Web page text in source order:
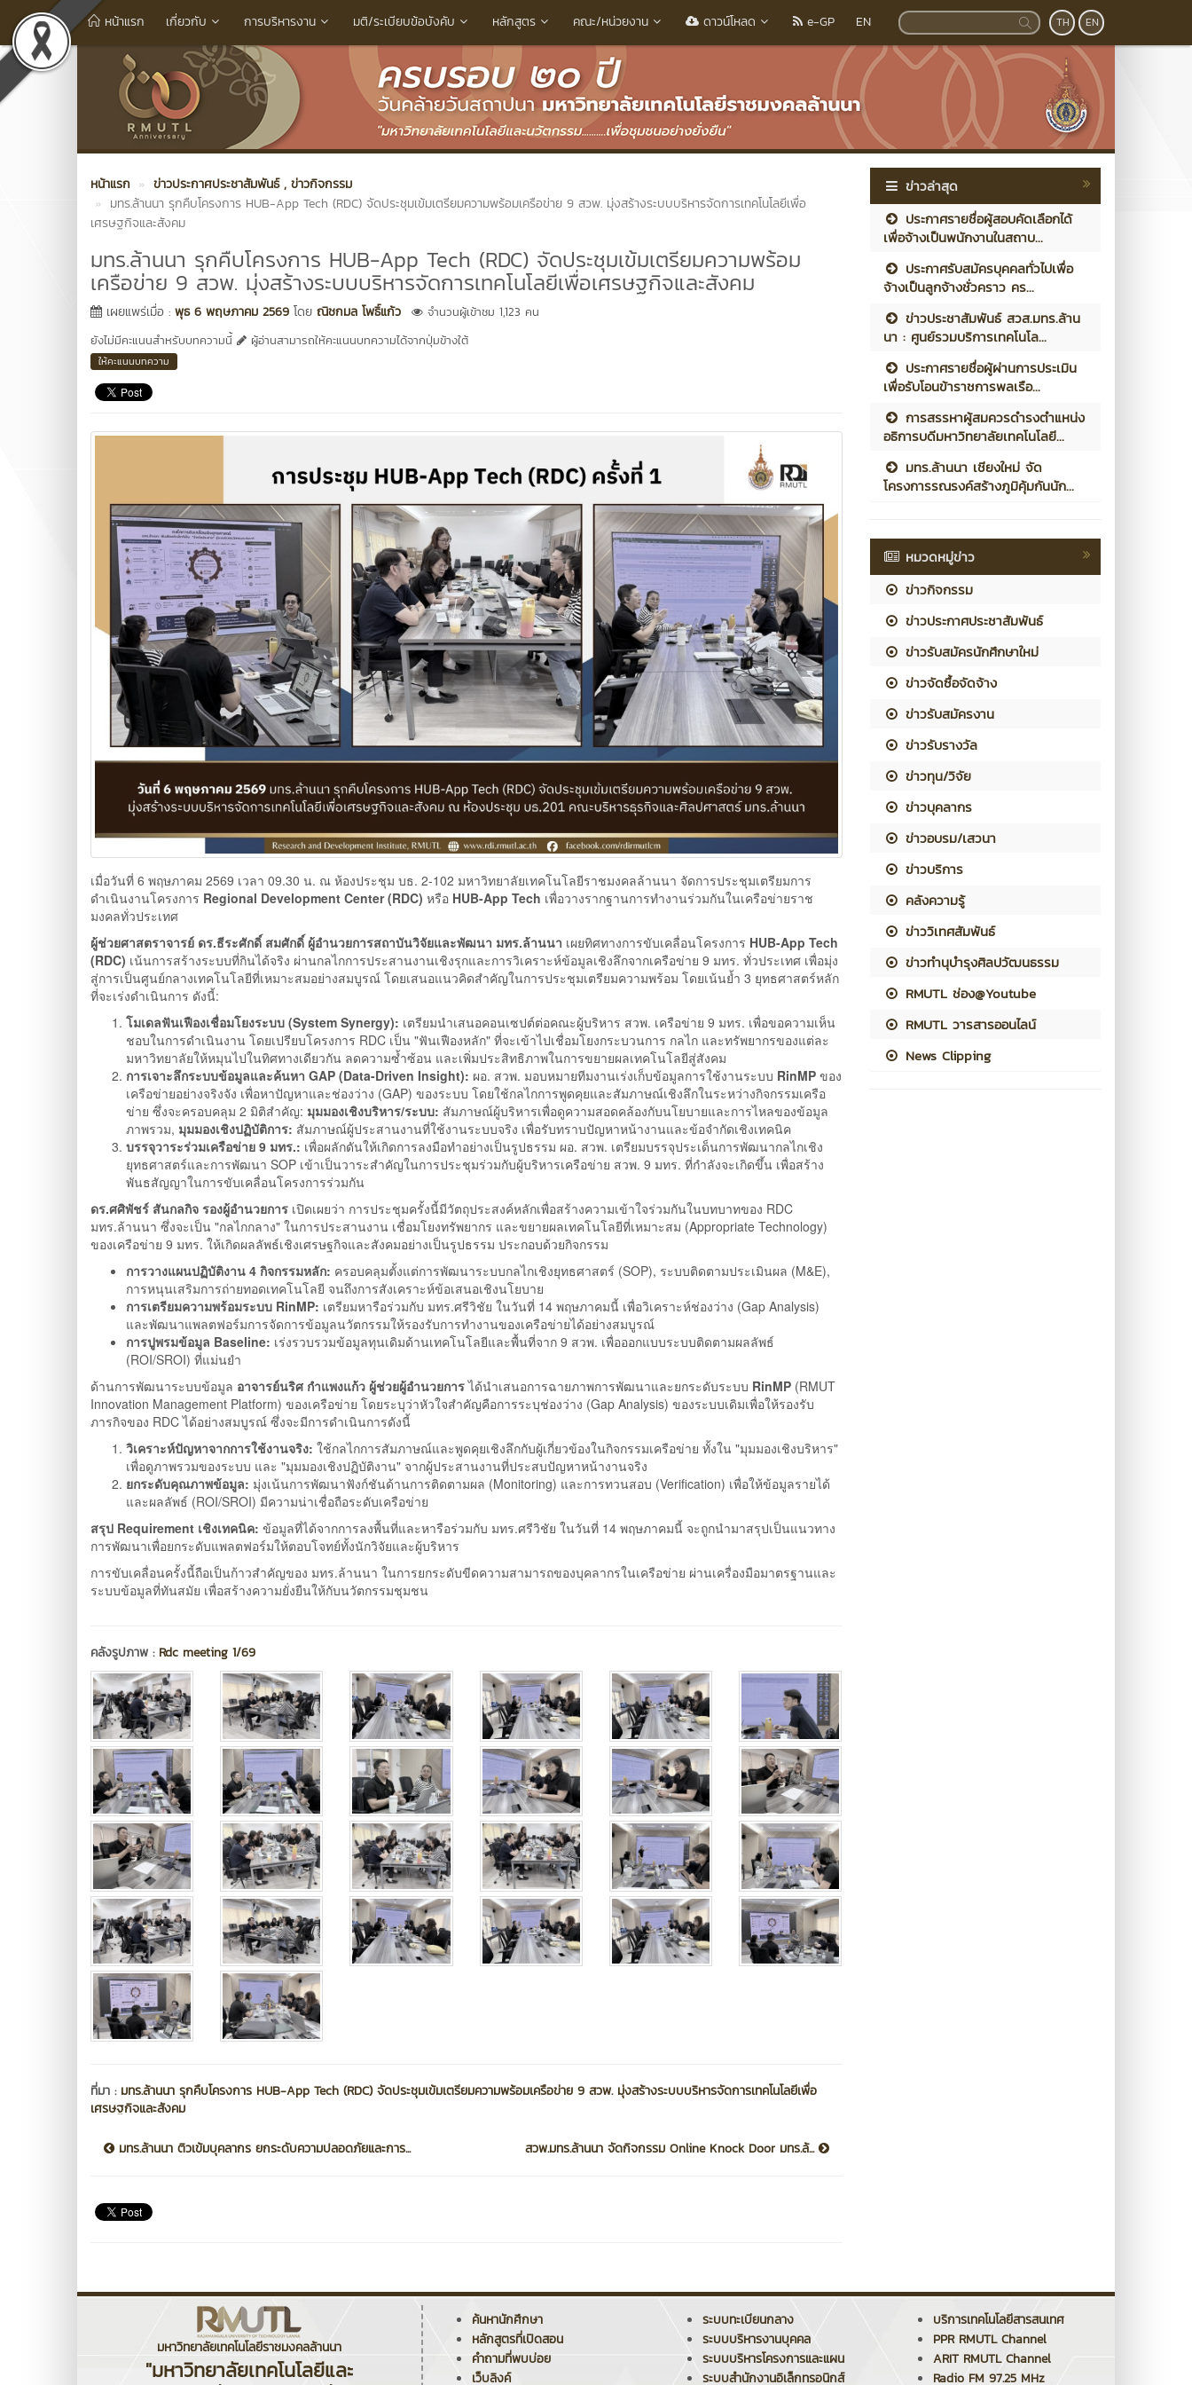
หน้าแรก เกี่ยวกับ การบริหารงาน มติ/ระเบียบข้อบังคับ หลักสูตร คณะ/หน่วยงาน ดาวน์โหลด e-GP EN TH EN
หน้าแรก ข่าวประกาศประชาสัมพันธ์ , ข่าวกิจกรรม
มทร.ล้านนา รุกคืบโครงการ HUB-App Tech (RDC) จัดประชุมเข้มเตรียมความพร้อมเครือข่าย 9 สวพ. มุ่งสร้างระบบบริหารจัดการเทคโนโลยีเพื่อ
เศรษฐกิจและสังคม
มทร.ล้านนา รุกคืบโครงการ HUB-App Tech (RDC) จัดประชุมเข้มเตรียมความพร้อม
เครือข่าย 9 สวพ. มุ่งสร้างระบบบริหารจัดการเทคโนโลยีเพื่อเศรษฐกิจและสังคม
เผยแพร่เมื่อ : พุธ 6 พฤษภาคม 2569 โดย ณิชกมล โพธิ์แก้ว
จำนวนผู้เข้าชม 1,123 คน
ยังไม่มีคะแนนสำหรับบทความนี้
ผู้อ่านสามารถให้คะแนนบทความได้จากปุ่มข้างใต้
ให้คะแนนบทความ
เมื่อวันที่ 6 พฤษภาคม 2569 เวลา 09.30 น. ณ ห้องประชุม บธ. 2-102 มหาวิทยาลัยเทคโนโลยีราชมงคลล้านนา จัดการประชุมเตรียมการ
ดำเนินงานโครงการ Regional Development Center (RDC) หรือ HUB-App Tech เพื่อวางรากฐานการทำงานร่วมกันในเครือข่ายราช
มงคลทั่วประเทศ
ผู้ช่วยศาสตราจารย์ ดร.ธีระศักดิ์ สมศักดิ์ ผู้อำนวยการสถาบันวิจัยและพัฒนา มทร.ล้านนา เผยทิศทางการขับเคลื่อนโครงการ HUB-App Tech
(RDC) เน้นการสร้างระบบที่กินได้จริง ผ่านกลไกการประสานงานเชิงรุกและการวิเคราะห์ข้อมูลเชิงลึกจากเครือข่าย 9 มทร. ทั่วประเทศ เพื่อมุ่ง
สู่การเป็นศูนย์กลางเทคโนโลยีที่เหมาะสมอย่างสมบูรณ์ โดยเสนอแนวคิดสำคัญในการประชุมเตรียมความพร้อม โดยเน้นย้ำ 3 ยุทธศาสตร์หลัก
ที่จะเร่งดำเนินการ ดังนี้:
โมเดลฟันเฟืองเชื่อมโยงระบบ (System Synergy): เตรียมนำเสนอคอนเซปต์ต่อคณะผู้บริหาร สวพ. เครือข่าย 9 มทร. เพื่อขอความเห็น
ชอบในการดำเนินงาน โดยเปรียบโครงการ RDC เป็น "ฟันเฟืองหลัก" ที่จะเข้าไปเชื่อมโยงกระบวนการ กลไก และทรัพยากรของแต่ละ
มหาวิทยาลัยให้หมุนไปในทิศทางเดียวกัน ลดความซ้ำซ้อน และเพิ่มประสิทธิภาพในการขยายผลเทคโนโลยีสู่สังคม
การเจาะลึกระบบข้อมูลและค้นหา GAP (Data-Driven Insight): ผอ. สวพ. มอบหมายทีมงานเร่งเก็บข้อมูลการใช้งานระบบ RinMP ของ
เครือข่ายอย่างจริงจัง เพื่อหาปัญหาและช่องว่าง (GAP) ของระบบ โดยใช้กลไกการพูดคุยและสัมภาษณ์เชิงลึกในระหว่างกิจกรรมเครือ
ข่าย ซึ่งจะครอบคลุม 2 มิติสำคัญ: มุมมองเชิงบริหาร/ระบบ: สัมภาษณ์ผู้บริหารเพื่อดูความสอดคล้องกับนโยบายและการไหลของข้อมูล
ภาพรวม, มุมมองเชิงปฏิบัติการ: สัมภาษณ์ผู้ประสานงานที่ใช้งานระบบจริง เพื่อรับทราบปัญหาหน้างานและข้อจำกัดเชิงเทคนิค
บรรจุวาระร่วมเครือข่าย 9 มทร.: เพื่อผลักดันให้เกิดการลงมือทำอย่างเป็นรูปธรรม ผอ. สวพ. เตรียมบรรจุประเด็นการพัฒนากลไกเชิง
ยุทธศาสตร์และการพัฒนา SOP เข้าเป็นวาระสำคัญในการประชุมร่วมกับผู้บริหารเครือข่าย สวพ. 9 มทร. ที่กำลังจะเกิดขึ้น เพื่อสร้าง
พันธสัญญาในการขับเคลื่อนโครงการร่วมกัน
ดร.ศศิพัชร์ สันกลกิจ รองผู้อำนวยการ เปิดเผยว่า การประชุมครั้งนี้มีวัตถุประสงค์หลักเพื่อสร้างความเข้าใจร่วมกันในบทบาทของ RDC
มทร.ล้านนา ซึ่งจะเป็น "กลไกกลาง" ในการประสานงาน เชื่อมโยงทรัพยากร และขยายผลเทคโนโลยีที่เหมาะสม (Appropriate Technology)
ของเครือข่าย 9 มทร. ให้เกิดผลลัพธ์เชิงเศรษฐกิจและสังคมอย่างเป็นรูปธรรม ประกอบด้วยกิจกรรม
การวางแผนปฏิบัติงาน 4 กิจกรรมหลัก: ครอบคลุมตั้งแต่การพัฒนาระบบกลไกเชิงยุทธศาสตร์ (SOP), ระบบติดตามประเมินผล (M&E),
การหนุนเสริมการถ่ายทอดเทคโนโลยี จนถึงการสังเคราะห์ข้อเสนอเชิงนโยบาย
การเตรียมความพร้อมระบบ RinMP: เตรียมหารือร่วมกับ มทร.ศรีวิชัย ในวันที่ 14 พฤษภาคมนี้ เพื่อวิเคราะห์ช่องว่าง (Gap Analysis)
และพัฒนาแพลตฟอร์มการจัดการข้อมูลนวัตกรรมให้รองรับการทำงานของเครือข่ายได้อย่างสมบูรณ์
การปูพรมข้อมูล Baseline: เร่งรวบรวมข้อมูลทุนเดิมด้านเทคโนโลยีและพื้นที่จาก 9 สวพ. เพื่อออกแบบระบบติดตามผลลัพธ์
(ROI/SROI) ที่แม่นยำ
ด้านการพัฒนาระบบข้อมูล อาจารย์นริศ กำแพงแก้ว ผู้ช่วยผู้อำนวยการได้นำเสนอการฉายภาพการพัฒนาและยกระดับระบบ RinMP (RMUT
Innovation Management Platform) ของเครือข่าย โดยระบุว่าหัวใจสำคัญคือการระบุช่องว่าง (Gap Analysis) ของระบบเดิมเพื่อให้รองรับ
ภารกิจของ RDC ได้อย่างสมบูรณ์ ซึ่งจะมีการดำเนินการดังนี้
วิเคราะห์ปัญหาจากการใช้งานจริง: ใช้กลไกการสัมภาษณ์และพูดคุยเชิงลึกกับผู้เกี่ยวข้องในกิจกรรมเครือข่าย ทั้งใน "มุมมองเชิงบริหาร"
เพื่อดูภาพรวมของระบบ และ "มุมมองเชิงปฏิบัติงาน" จากผู้ประสานงานที่ประสบปัญหาหน้างานจริง
ยกระดับคุณภาพข้อมูล: มุ่งเน้นการพัฒนาฟังก์ชันด้านการติดตามผล (Monitoring) และการทวนสอบ (Verification) เพื่อให้ข้อมูลรายได้
และผลลัพธ์ (ROI/SROI) มีความน่าเชื่อถือระดับเครือข่าย
สรุป Requirement เชิงเทคนิค: ข้อมูลที่ได้จากการลงพื้นที่และหารือร่วมกับ มทร.ศรีวิชัย ในวันที่ 14 พฤษภาคมนี้ จะถูกนำมาสรุปเป็นแนวทาง
การพัฒนาเพื่อยกระดับแพลตฟอร์มให้ตอบโจทย์ทั้งนักวิจัยและผู้บริหาร
การขับเคลื่อนครั้งนี้ถือเป็นก้าวสำคัญของ มทร.ล้านนา ในการยกระดับขีดความสามารถของบุคลากรในเครือข่าย ผ่านเครื่องมือมาตรฐานและ
ระบบข้อมูลที่ทันสมัย เพื่อสร้างความยั่งยืนให้กับนวัตกรรมชุมชน
คลังรูปภาพ : Rdc meeting 1/69
ที่มา : มทร.ล้านนา รุกคืบโครงการ HUB-App Tech (RDC) จัดประชุมเข้มเตรียมความพร้อมเครือข่าย 9 สวพ. มุ่งสร้างระบบบริหารจัดการเทคโนโลยีเพื่อ
เศรษฐกิจและสังคม
มทร.ล้านนา ติวเข้มบุคลากร ยกระดับความปลอดภัยและการ... สวพ.มทร.ล้านนา จัดกิจกรรม Online Knock Door มทร.ล้...
ข่าวล่าสุด
ประกาศรายชื่อผู้สอบคัดเลือกได้
เพื่อจ้างเป็นพนักงานในสถาบ...
ประกาศรับสมัครบุคคลทั่วไปเพื่อ
จ้างเป็นลูกจ้างชั่วคราว คร...
ข่าวประชาสัมพันธ์ สวส.มทร.ล้าน
นา : ศูนย์รวมบริการเทคโนโล...
ประกาศรายชื่อผู้ผ่านการประเมิน
เพื่อรับโอนข้าราชการพลเรือ...
การสรรหาผู้สมควรดำรงตำแหน่ง
อธิการบดีมหาวิทยาลัยเทคโนโลยี...
มทร.ล้านนา เชียงใหม่ จัด
โครงการรณรงค์สร้างภูมิคุ้มกันนัก...
หมวดหมู่ข่าว
ข่าวกิจกรรม
ข่าวประกาศประชาสัมพันธ์
ข่าวรับสมัครนักศึกษาใหม่
ข่าวจัดซื้อจัดจ้าง
ข่าวรับสมัครงาน
ข่าวรับรางวัล
ข่าวทุน/วิจัย
ข่าวบุคลากร
ข่าวอบรม/เสวนา
ข่าวบริการ
คลังความรู้
ข่าววิเทศสัมพันธ์
ข่าวทำนุบำรุงศิลปวัฒนธรรม
RMUTL ช่อง@Youtube
RMUTL วารสารออนไลน์
News Clipping
มหาวิทยาลัยเทคโนโลยีราชมงคลล้านนา
"มหาวิทยาลัยเทคโนโลยีและ
ค้นหานักศึกษา
หลักสูตรที่เปิดสอน
คำถามที่พบบ่อย
เว็บลิงค์
ระบบทะเบียนกลาง
ระบบบริหารงานบุคคล
ระบบบริหารโครงการและแผน
ระบบสำนักงานอิเล็กทรอนิกส์
บริการเทคโนโลยีสารสนเทศ
PPR RMUTL Channel
ARIT RMUTL Channel
Radio FM 97.25 MHz